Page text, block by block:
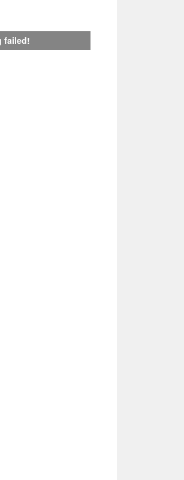
failed!